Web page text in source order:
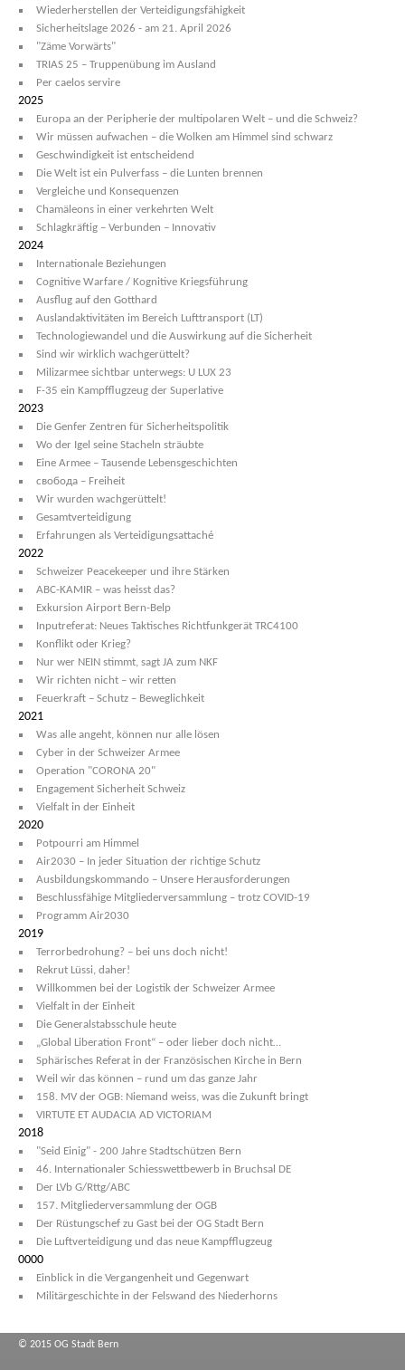
Wiederherstellen der Verteidigungsfähigkeit
Sicherheitslage 2026 - am 21. April 2026
"Zäme Vorwärts"
TRIAS 25 – Truppenübung im Ausland
Per caelos servire
2025
Europa an der Peripherie der multipolaren Welt – und die Schweiz?
Wir müssen aufwachen – die Wolken am Himmel sind schwarz
Geschwindigkeit ist entscheidend
Die Welt ist ein Pulverfass – die Lunten brennen
Vergleiche und Konsequenzen
Chamäleons in einer verkehrten Welt
Schlagkräftig – Verbunden – Innovativ
2024
Internationale Beziehungen
Cognitive Warfare / Kognitive Kriegsführung
Ausflug auf den Gotthard
Auslandaktivitäten im Bereich Lufttransport (LT)
Technologiewandel und die Auswirkung auf die Sicherheit
Sind wir wirklich wachgerüttelt?
Milizarmee sichtbar unterwegs: U LUX 23
F-35 ein Kampfflugzeug der Superlative
2023
Die Genfer Zentren für Sicherheitspolitik
Wo der Igel seine Stacheln sträubte
Eine Armee – Tausende Lebensgeschichten
свобода – Freiheit
Wir wurden wachgerüttelt!
Gesamtverteidigung
Erfahrungen als Verteidigungsattaché
2022
Schweizer Peacekeeper und ihre Stärken
ABC-KAMIR – was heisst das?
Exkursion Airport Bern-Belp
Inputreferat: Neues Taktisches Richtfunkgerät TRC4100
Konflikt oder Krieg?
Nur wer NEIN stimmt, sagt JA zum NKF
Wir richten nicht – wir retten
Feuerkraft – Schutz – Beweglichkeit
2021
Was alle angeht, können nur alle lösen
Cyber in der Schweizer Armee
Operation "CORONA 20"
Engagement Sicherheit Schweiz
Vielfalt in der Einheit
2020
Potpourri am Himmel
Air2030 – In jeder Situation der richtige Schutz
Ausbildungskommando – Unsere Herausforderungen
Beschlussfähige Mitgliederversammlung – trotz COVID-19
Programm Air2030
2019
Terrorbedrohung? – bei uns doch nicht!
Rekrut Lüssi, daher!
Willkommen bei der Logistik der Schweizer Armee
Vielfalt in der Einheit
Die Generalstabsschule heute
„Global Liberation Front“ – oder lieber doch nicht…
Sphärisches Referat in der Französischen Kirche in Bern
Weil wir das können – rund um das ganze Jahr
158. MV der OGB: Niemand weiss, was die Zukunft bringt
VIRTUTE ET AUDACIA AD VICTORIAM
2018
"Seid Einig" - 200 Jahre Stadtschützen Bern
46. Internationaler Schiesswettbewerb in Bruchsal DE
Der LVb G/Rttg/ABC
157. Mitgliederversammlung der OGB
Der Rüstungschef zu Gast bei der OG Stadt Bern
Die Luftverteidigung und das neue Kampfflugzeug
0000
Einblick in die Vergangenheit und Gegenwart
Militärgeschichte in der Felswand des Niederhorns
© 2015 OG Stadt Bern